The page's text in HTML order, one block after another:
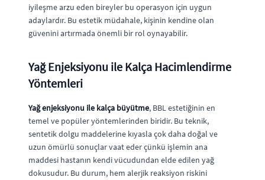
iyileşme arzu eden bireyler bu operasyon için uygun
adaylardır. Bu estetik müdahale, kişinin kendine olan
güvenini artırmada önemli bir rol oynayabilir.
Yağ Enjeksiyonu ile Kalça Hacimlendirme
Yöntemleri
Yağ enjeksiyonu ile kalça büyütme, BBL estetiğinin en
temel ve popüler yöntemlerinden biridir. Bu teknik,
sentetik dolgu maddelerine kıyasla çok daha doğal ve
uzun ömürlü sonuçlar vaat eder çünkü işlemin ana
maddesi hastanın kendi vücudundan elde edilen yağ
dokusudur. Bu durum, hem alerjik reaksiyon riskini